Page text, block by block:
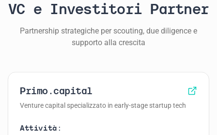
VC e Investitori Partner
Partnership strategiche per scouting, due diligence e
supporto alla crescita
Primo.capital
Venture capital specializzato in early-stage startup tech
Attività: